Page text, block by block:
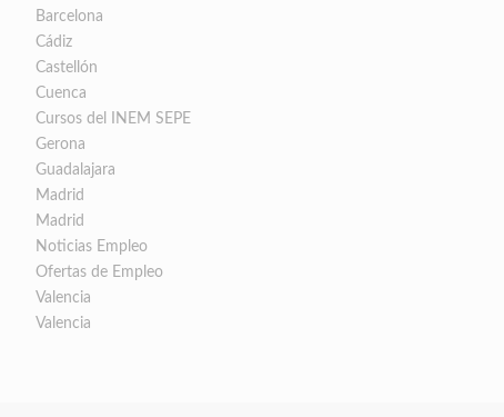
Barcelona
Cádiz
Castellón
Cuenca
Cursos del INEM SEPE
Gerona
Guadalajara
Madrid
Madrid
Noticias Empleo
Ofertas de Empleo
Valencia
Valencia